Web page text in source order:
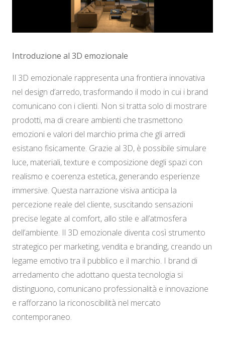
Introduzione al 3D emozionale
Il 3D emozionale rappresenta una frontiera innovativa
nel design d’arredo, trasformando il modo in cui i brand
comunicano con i clienti. Non si tratta solo di mostrare
prodotti, ma di creare ambienti che trasmettono
emozioni e valori del marchio prima che gli arredi
esistano fisicamente. Grazie al 3D, è possibile simulare
luce, materiali, texture e composizione degli spazi con
realismo e coerenza estetica, generando esperienze
immersive. Questa narrazione visiva anticipa la
percezione reale del cliente, suscitando sensazioni
precise legate al comfort, allo stile e all’atmosfera
dell’ambiente. Il 3D emozionale diventa così strumento
strategico per marketing, vendita e branding, creando un
legame emotivo tra il pubblico e il marchio. I brand di
arredamento che adottano questa tecnologia si
distinguono, comunicano professionalità e innovazione
e rafforzano la riconoscibilità nel mercato
contemporaneo.